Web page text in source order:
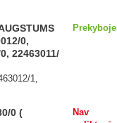
0,
22463011/
1,
Prekyboje
0 (
Nav